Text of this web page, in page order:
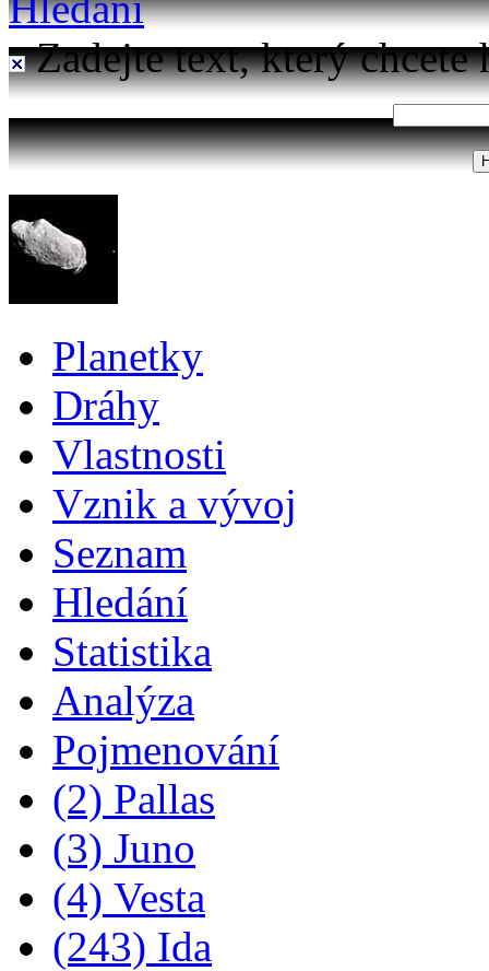
Zadejte text, který chcete
Planetky
Dráhy
Vlastnosti
Vznik a vývoj
Seznam
Hledání
Statistika
Analýza
Pojmenování
(2) Pallas
(3) Juno
(4) Vesta
(243) Ida